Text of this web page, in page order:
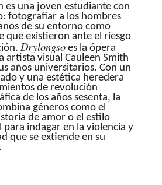
es una joven estudiante con
fotografiar a los hombres
de su entorno como
que existieron ante el riesgo
Drylongsoes la ópera
artista visual Cauleen Smith
años universitarios. Con un
y una estética heredera
de revolución
de los años sesenta, la
géneros como el
de amor o el estilo
para indagar en la violencia y
que se extiende en su